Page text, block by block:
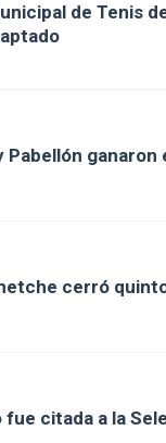
de Tenis
Pabellón
cerró
fue citada a la